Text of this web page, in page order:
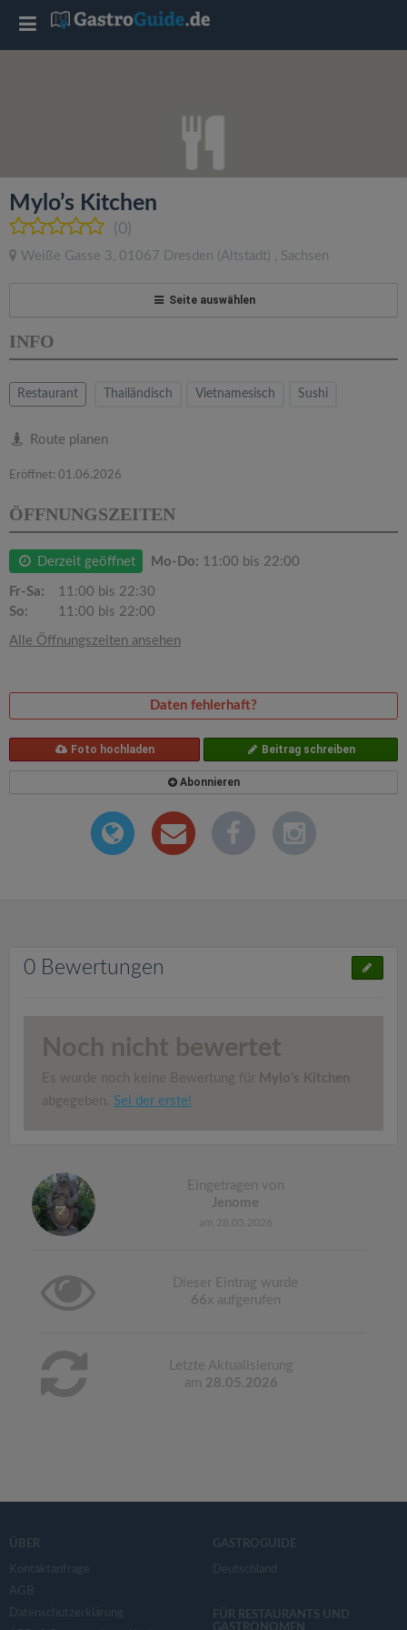
Mylo’s Kitchen
(0)
Weiße Gasse 3, 01067 Dresden (Altstadt) , Sachsen
Seite auswählen
INFO
Restaurant Thailändisch Vietnamesisch Sushi
Route planen
Eröffnet: 01.06.2026
ÖFFNUNGSZEITEN
Derzeit geöffnet Mo-Do: 11:00 bis 22:00
Fr-Sa:
11:00 bis 22:30
So:
11:00 bis 22:00
Alle Öffnungszeiten ansehen
Daten fehlerhaft?
Foto hochladen Beitrag schreiben
Abonnieren
0 Bewertungen
Noch nicht bewertet
Es wurde noch keine Bewertung für Mylo’s Kitchen
abgegeben. Sei der erste!
Eingetragen von
Jenome
am 28.05.2026
Dieser Eintrag wurde
66x aufgerufen
Letzte Aktualisierung
am 28.05.2026
ÜBER
Kontaktanfrage
AGB
Datenschutzerklärung
GASTROGUIDE
Deutschland
FÜR RESTAURANTS UND
T
l
e
a
v
a
i
o